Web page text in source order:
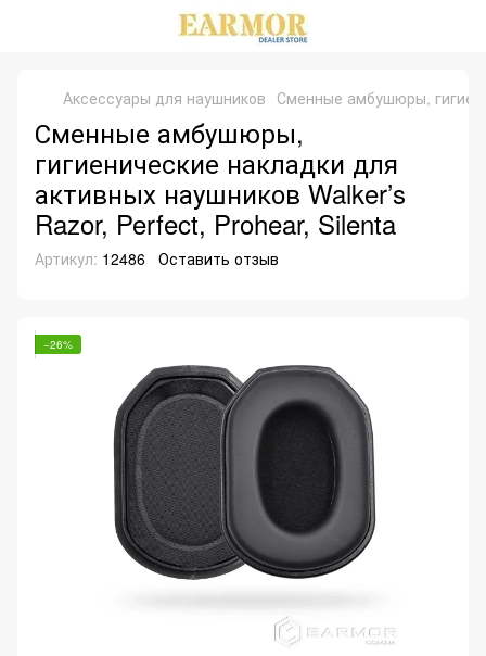
Аксессуары для наушников Сменные амбушюры,
Сменные амбушюры,
гигиенические накладки для
активных наушников Walker’s
Razor, Perfect, Prohear, Silenta
Артикул: 12486 Оставить отзыв
−26%